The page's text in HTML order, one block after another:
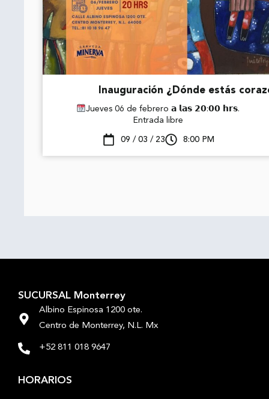
Inauguración ¿Dónde estás
Jueves 06 de febrero 𝗮 𝗹𝗮𝘀 𝟮𝟬:𝟬𝟬 𝗵𝗿𝘀.
Entrada libre
09 / 03 / 23 8:00 PM
SUCURSAL Monterrey
Albino Espinosa 1200 ote.
Centro de Monterrey, N.L. Mx
+52 811 018 9647
HORARIOS